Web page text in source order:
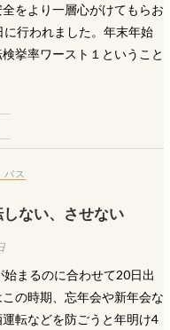
をより一層心がけてもらお
行われました。年末年始
挙率ワースト１ということ
バス
ない、させない
まるのに合わせて20日出
の時期、忘年会や新年会な
転などを防ごうと年明け4